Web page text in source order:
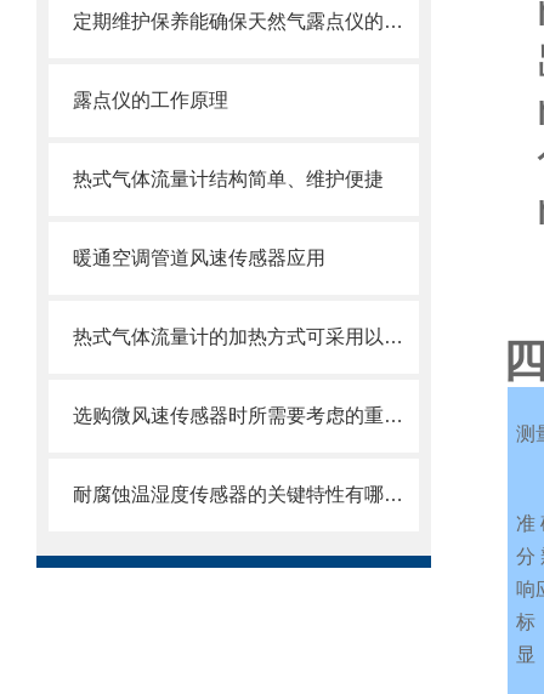
定期维护保养能确保天然气露点仪的正常运行
露点仪的工作原理
热式气体流量计结构简单、维护便捷
暖通空调管道风速传感器应用
热式气体流量计的加热方式可采用以下不同方法
选购微风速传感器时所需要考虑的重要事项分享
耐腐蚀温湿度传感器的关键特性有哪些？
测
准
分
响
标